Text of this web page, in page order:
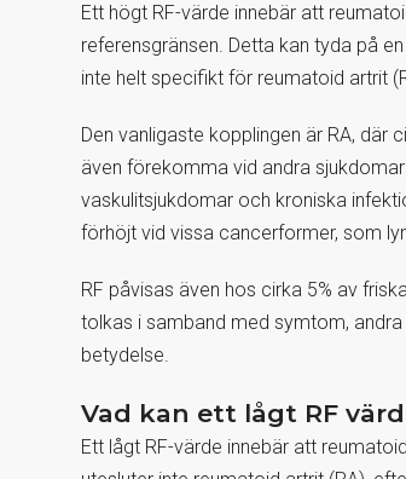
Ett högt RF-värde innebär att
referensgränsen. Detta kan tyda på
inte helt specifikt för reumatoid artrit
Den vanligaste kopplingen är RA, där
även förekomma vid andra
vaskulitsjukdomar och kroniska
förhöjt vid vissa cancerformer, som
RF påvisas även hos cirka 5% av
tolkas i samband med symtom,
betydelse.
Vad kan ett lågt RF
Ett lågt RF-värde innebär att